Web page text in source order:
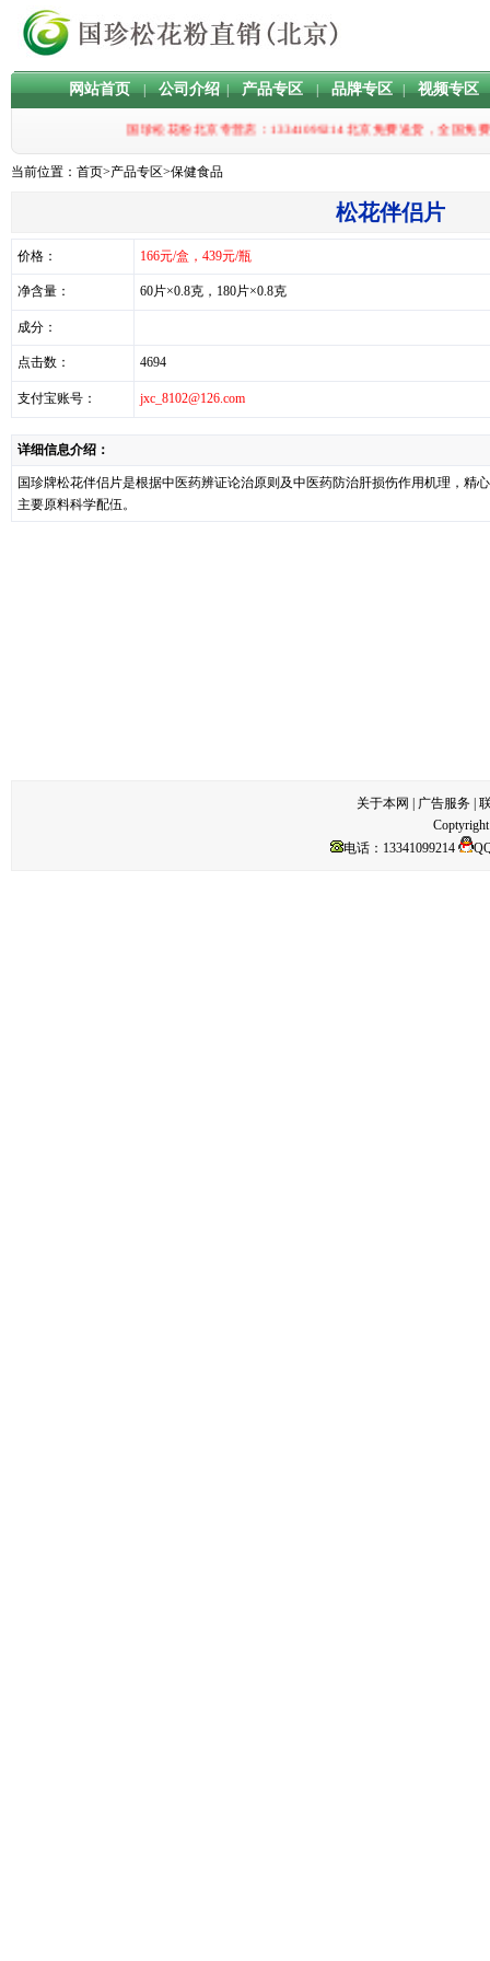
网站首页 | 公司介绍 | 产品专区 | 品牌专区 | 视频专区
国珍松花粉北京专营店：13341099214 北京免费送货，全国
当前位置： 首页>产品专区>保健食品
松花伴侣片
价格： 166元/盒，439元/瓶
净含量： 60片×0.8克，180片×0.8克
成分：
点击数： 4694
支付宝账号： jxc_8102@126.com
详细信息介绍：
国珍牌松花伴侣片是根据中医药辨证论治原则及中医药防治肝损伤作用机理，精
主要原料科学配伍。
关于本网 广告服务
电话：13341099214